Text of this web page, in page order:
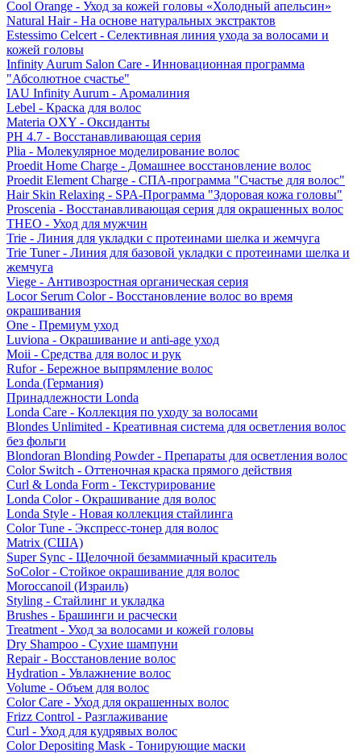
Cool Orange - Уход за кожей головы «Холодный апельсин»
Natural Hair - На основе натуральных экстрактов
Estessimo Celcert - Селективная линия ухода за волосами и
кожей головы
Infinity Aurum Salon Care - Инновационная программа
"Абсолютное счастье"
IAU Infinity Aurum - Аромалиния
Lebel - Краска для волос
Materia OXY - Оксиданты
PH 4.7 - Восстанавливающая серия
Plia - Молекулярное моделирование волос
Proedit Home Charge - Домашнее восстановление волос
Proedit Element Charge - СПА-программа "Счастье для волос"
Hair Skin Relaxing - SPA-Программа "Здоровая кожа головы"
Proscenia - Восстанавливающая серия для окрашенных волос
THEO - Уход для мужчин
Trie - Линия для укладки с протеинами шелка и жемчуга
Trie Tuner - Линия для базовой укладки с протеинами шелка и
жемчуга
Viege - Антивозростная органическая серия
Locor Serum Color - Восстановление волос во время
окрашивания
One - Премиум уход
Luviona - Окрашивание и anti-age уход
Moii - Средства для волос и рук
Rufor - Бережное выпрямление волос
Londa (Германия)
Принадлежности Londa
Londa Care - Коллекция по уходу за волосами
Blondes Unlimited - Креативная система для осветления волос
без фольги
Blondoran Blonding Powder - Препараты для осветления волос
Color Switch - Оттеночная краска прямого действия
Curl & Londa Form - Текстурирование
Londa Color - Окрашивание для волос
Londa Style - Новая коллекция стайлинга
Color Tune - Экспресс-тонер для волос
Matrix (США)
Super Sync - Щелочной безаммиачный краситель
SoColor - Стойкое окрашивание для волос
Moroccanoil (Израиль)
Styling - Стайлинг и укладка
Brushes - Брашинги и расчески
Treatment - Уход за волосами и кожей головы
Dry Shampoo - Сухие шампуни
Repair - Восстановление волос
Hydration - Увлажнение волос
Volume - Объем для волос
Color Care - Уход для окрашенных волос
Frizz Control - Разглаживание
Curl - Уход для кудрявых волос
Color Depositing Mask - Тонирующие маски